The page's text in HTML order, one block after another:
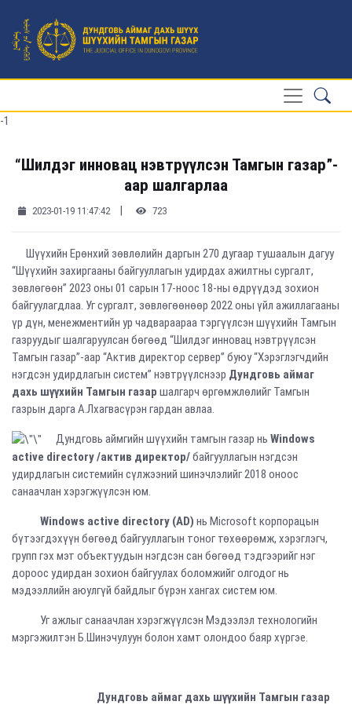
-1
“Шилдэг инновац нэвтрүүлсэн Тамгын газар”-
аар шалгарлаа
2023-01-19 11:47:42| 723
Шүүхийн Ерөнхий зөвлөлийн даргын 270 дугаар тушаалын дагуу
“Шүүхийн захиргааны байгууллагын удирдах ажилтны сургалт,
зөвлөгөөн” 2023 оны 01 сарын 17-ноос 18-ны өдрүүдэд зохион
байгуулагдлаа. Уг сургалт, зөвлөгөөнөөр 2022 оны үйл ажиллагааны
үр дүн, менежментийн ур чадвараараа тэргүүлсэн шүүхийн Тамгын
газруудыг шалгаруулсан бөгөөд “Шилдэг инновац нэвтрүүлсэн
Тамгын газар”-аар “Актив директор сервер” буюу “Хэрэглэгчдийн
нэгдсэн удирдлагын систем” нэвтрүүлснээр Дундговь аймаг
дахь шүүхийн Тамгын газар шалгарч өргөмжлөлийг Тамгын
газрын дарга А.Лхагвасүрэн гардан авлаа.
Дундговь аймгийн шүүхийн тамгын газар нь Windows
active directory /актив директор/байгууллагын нэгдсэн
удирдлагын системийн сүлжээний шинэчлэлийг 2018 оноос
санаачлан хэрэгжүүлсэн юм.
Windows active directory (AD) нь Microsoft корпорацын
бүтээгдэхүүн бөгөөд байгууллагын тоног төхөөрөмж, хэрэглэгч,
групп гэх мэт объектуудын нэгдсэн сан бөгөөд тэдгээрийг нэг
дороос удирдан зохион байгуулах боломжийг олгодог нь
мэдээллийн аюулгүй байдлыг бүрэн хангах систем юм.
Уг ажлыг санаачлан хэрэгжүүлсэн Мэдээлэл технологийн
мэргэжилтэн Б.Шинэчулуун болон хамт олондоо баяр хүргэе.
Дундговь аймаг дахь шүүхийн Тамгын газар